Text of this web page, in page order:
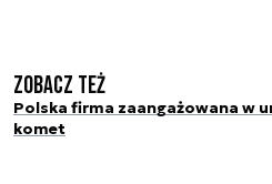
Zobacz też
Polska firma zaangażowana w
komet